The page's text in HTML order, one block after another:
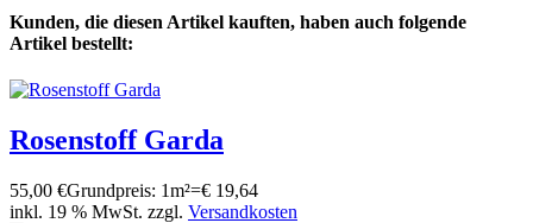
Kunden, die diesen Artikel kauften, haben auch folgende
Artikel bestellt:
Rosenstoff Garda
55,00 €Grundpreis: 1m²=€ 19,64
inkl. 19 % MwSt. zzgl. Versandkosten